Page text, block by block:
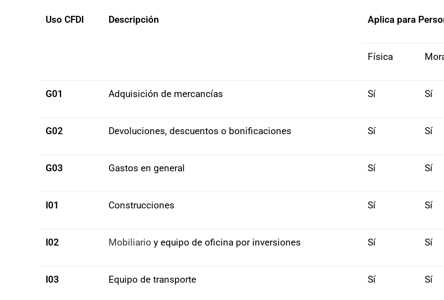
Uso CFDI Descripción Aplica para
Física
G01 Adquisición de mercancías Sí Sí
G02 Devoluciones, descuentos o bonificaciones Sí Sí
G03 Gastos en general Sí Sí
I01 Construcciones Sí Sí
I02 Mobiliario y equipo de oficina por inversiones Sí Sí
I03 Equipo de transporte Sí Sí